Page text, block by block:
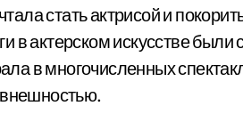
стать актрисой и
актерском искусстве были
в многочисленных